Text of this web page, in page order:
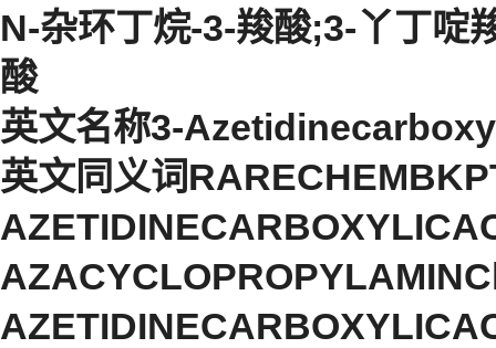
N-杂环丁烷-3-羧酸;3-丫丁啶
酸
英文名称3-
英文同义词